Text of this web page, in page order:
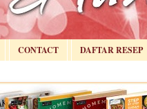
CONTACT DAFTAR RESEP